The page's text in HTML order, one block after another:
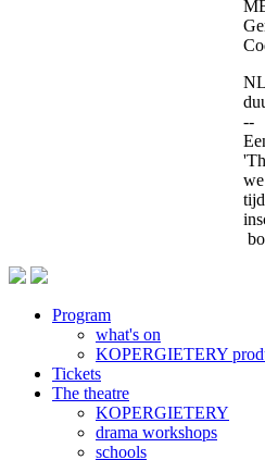
--
Footer
Program
what's on
KOPERGIETERY
Tickets
The theatre
KOPERGIETERY
drama workshops
schools